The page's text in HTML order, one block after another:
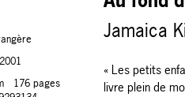
176 pages
Jamaica
« Les petits
livre plein de